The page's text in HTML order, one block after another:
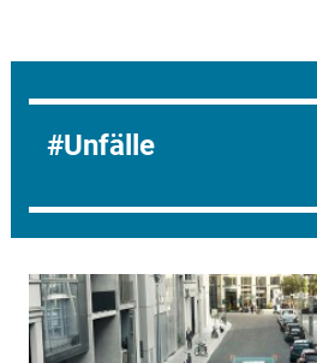
Unfälle